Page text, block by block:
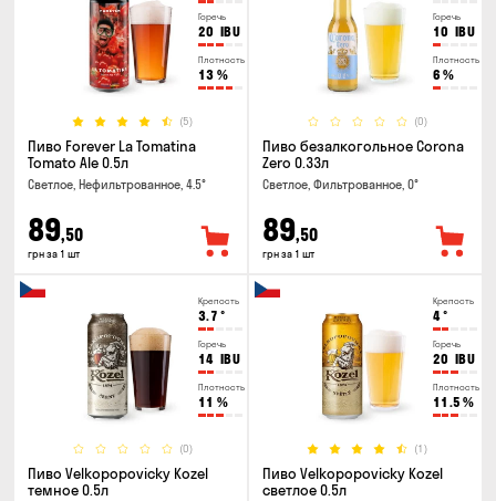
Горечь
20 IBU
Плотность
13 %
(5)
Пиво Forever La Tomatina
Tomato Ale 0.5л
Светлое, Нефильтрованное, 4.5°
89,50
грн за 1 шт
Горечь
10 IBU
Плотность
6 %
(0)
Пиво безалкогольное Corona
Zero 0.33л
Светлое, Фильтрованное, 0°
89,50
грн за 1 шт
Крепость
3.7 °
Горечь
14 IBU
Плотность
11 %
(0)
Пиво Velkopopovicky Kozel
темное 0.5л
Крепость
4°
Горечь
20 IBU
Плотность
11.5 %
(1)
Пиво Velkopopovicky Kozel
светлое 0.5л